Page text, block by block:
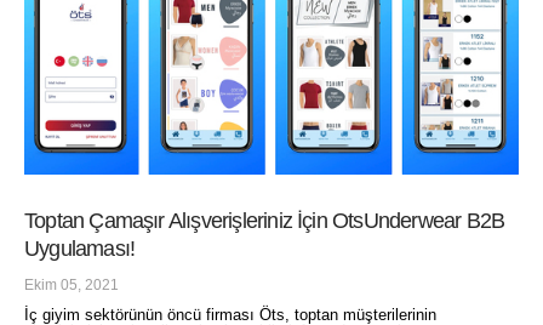
Toptan Çamaşır Alışverişleriniz İçin OtsUnderwear B2B
Uygulaması!
Ekim 05, 2021
İç giyim sektörünün öncü firması Öts, toptan müşterilerinin